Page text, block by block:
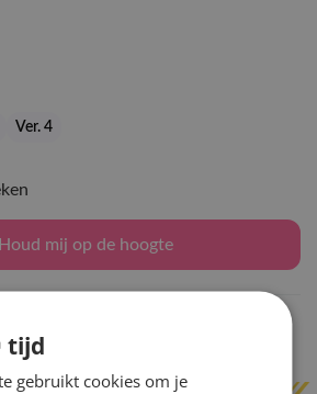
Ver. 4
mij op de hoogte
tijd
gebruikt cookies om je